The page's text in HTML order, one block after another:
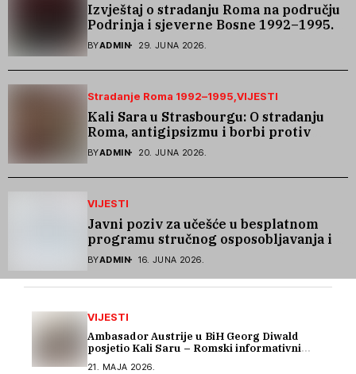
Izvještaj o stradanju Roma na području
Podrinja i sjeverne Bosne 1992–1995.
godine
BYADMIN 29. JUNA 2026.
Stradanje Roma 1992–1995 VIJESTI
Kali Sara u Strasbourgu: O stradanju
Roma, antigipsizmu i borbi protiv
govora mržnje
BYADMIN 20. JUNA 2026.
VIJESTI
Javni poziv za učešće u besplatnom
programu stručnog osposobljavanja i
podrške pri zapošljavanju
BYADMIN 16. JUNA 2026.
VIJESTI
Ambasador Austrije u BiH Georg Diwald
posjetio Kali Saru – Romski informativni
21. MAJA 2026.